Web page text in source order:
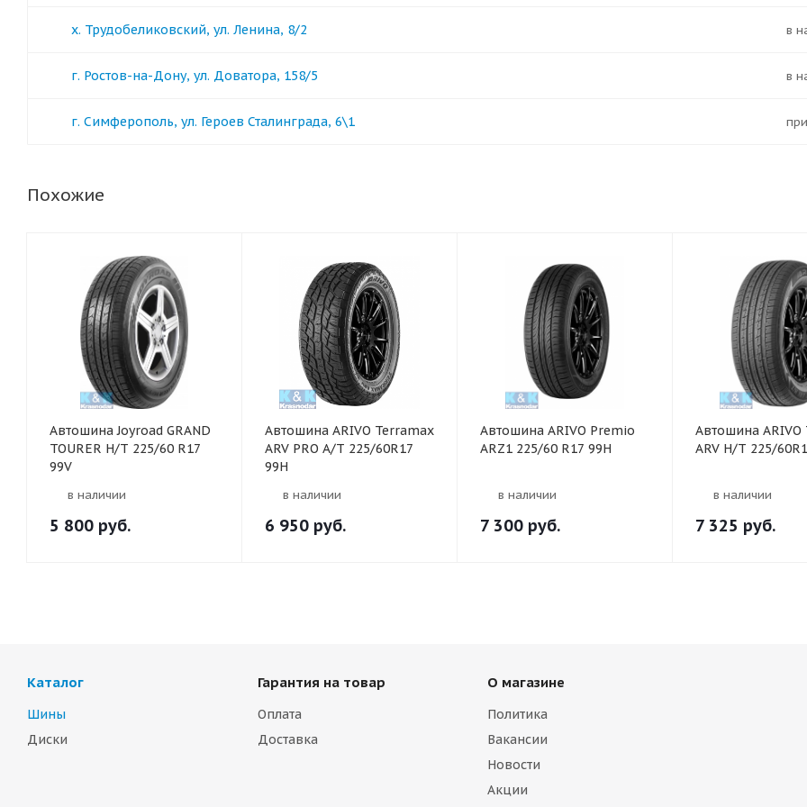
в
х. Трудобеликовский, ул. Ленина, 8/2
в
г. Ростов-на-Дону, ул. Доватора, 158/5
г. Симферополь, ул. Героев Сталинграда, 6\1
Похожие
Автошина Joyroad GRAND
TOURER H/T 225/60 R17
99V
в наличии
5 800 руб.
Автошина ARIVO Terramax
ARV PRO A/T 225/60R17
99H
в наличии
6 950 руб.
Автошина ARIVO Premio
ARZ1 225/60 R17 99H
в наличии
7 300 руб.
Автошина ARIVO
ARV H/T 225/
в наличии
7 325 руб.
Каталог
Шины
Диски
Гарантия на товар
Оплата
Доставка
О магазине
Политика
Вакансии
Новости
Акции